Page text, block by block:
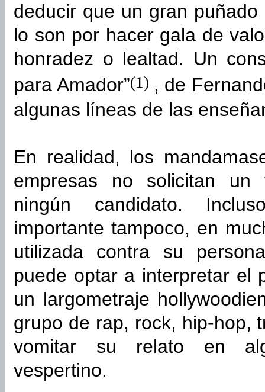
deducir que un gran
lo son por hacer gala de
honradez o lealtad. Un
para Amador”(1) , de
algunas líneas de las
En realidad, los
empresas no solicitan
ningún candidato.
importante tampoco, en
utilizada contra su
puede optar a interpretar el
un largometraje
grupo de rap, rock, hip-hop,
vomitar su relato en
vespertino.